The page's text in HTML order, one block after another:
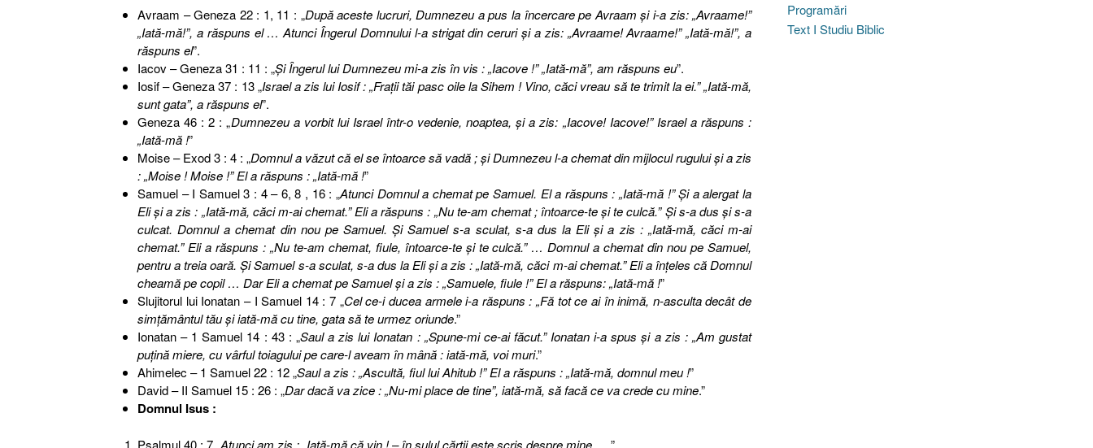
Avraam – Geneza 22 : 1, 11 : „După aceste lucruri, Dumnezeu a pus la încercare pe Avraam şi i-a zis: „Avraame!”
„Iată-mă!”, a răspuns el … Atunci Îngerul Domnului l-a strigat din ceruri şi a zis: „Avraame! Avraame!” „Iată-mă!”, a
răspuns el”.
Iacov – Geneza 31 : 11 : „Şi Îngerul lui Dumnezeu mi-a zis în vis : „Iacove !” „Iată-mă”, am răspuns eu”.
Iosif – Geneza 37 : 13 „Israel a zis lui Iosif : „Fraţii tăi pasc oile la Sihem ! Vino, căci vreau să te trimit la ei.” „Iată-mă,
sunt gata”, a răspuns el”.
Geneza 46 : 2 : „Dumnezeu a vorbit lui Israel într-o vedenie, noaptea, şi a zis: „Iacove! Iacove!” Israel a răspuns :
„Iată-mă !”
Moise – Exod 3 : 4 : „Domnul a văzut că el se întoarce să vadă ; şi Dumnezeu l-a chemat din mijlocul rugului şi a zis
: „Moise ! Moise !” El a răspuns : „Iată-mă !”
Samuel – I Samuel 3 : 4 – 6, 8 , 16 : „Atunci Domnul a chemat pe Samuel. El a răspuns : „Iată-mă !” Şi a alergat la
Eli şi a zis : „Iată-mă, căci m-ai chemat.” Eli a răspuns : „Nu te-am chemat ; întoarce-te şi te culcă.” Şi s-a dus şi s-a
culcat. Domnul a chemat din nou pe Samuel. Şi Samuel s-a sculat, s-a dus la Eli şi a zis : „Iată-mă, căci m-ai
chemat.” Eli a răspuns : „Nu te-am chemat, fiule, întoarce-te şi te culcă.” … Domnul a chemat din nou pe Samuel,
pentru a treia oară. Şi Samuel s-a sculat, s-a dus la Eli şi a zis : „Iată-mă, căci m-ai chemat.” Eli a înţeles că Domnul
cheamă pe copil … Dar Eli a chemat pe Samuel şi a zis : „Samuele, fiule !” El a răspuns: „Iată-mă !”
Slujitorul lui Ionatan – I Samuel 14 : 7 „Cel ce-i ducea armele i-a răspuns : „Fă tot ce ai în inimă, n-asculta decât de
simţământul tău şi iată-mă cu tine, gata să te urmez oriunde.”
Ionatan – 1 Samuel 14 : 43 : „Saul a zis lui Ionatan : „Spune-mi ce-ai făcut.” Ionatan i-a spus şi a zis : „Am gustat
puţină miere, cu vârful toiagului pe care-l aveam în mână : iată-mă, voi muri.”
Ahimelec – 1 Samuel 22 : 12 „Saul a zis : „Ascultă, fiul lui Ahitub !” El a răspuns : „Iată-mă, domnul meu !”
David – II Samuel 15 : 26 : „Dar dacă va zice : „Nu-mi place de tine”, iată-mă, să facă ce va crede cu mine.”
Domnul Isus :
Psalmul 40 : 7 „ Atunci am zis : „Iată-mă că vin ! – în sulul cărţii este scris despre mine … ”.
Programări
Text I Studiu Biblic